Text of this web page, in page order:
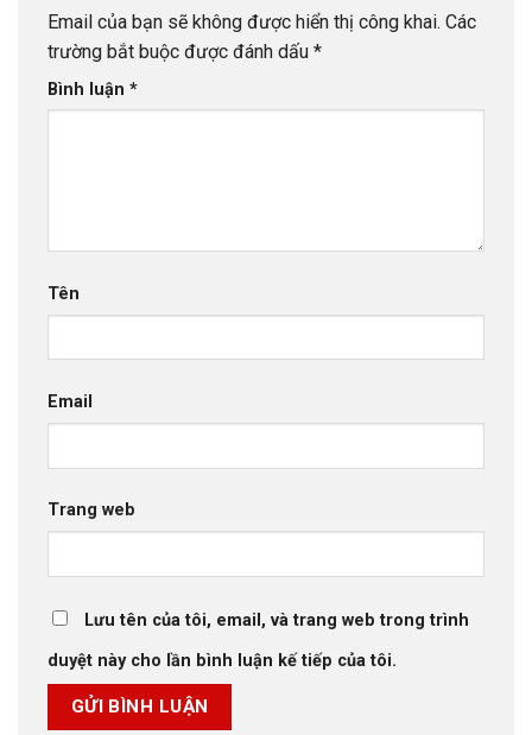
Email của bạn sẽ không được hiển thị công khai. Các
trường bắt buộc được đánh dấu *
Bình luận *
Tên
Email
Trang web
Lưu tên của tôi, email, và trang web trong trình
duyệt này cho lần bình luận kế tiếp của tôi.